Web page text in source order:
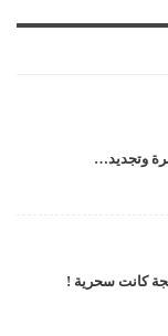
وتجديد…
كانت سحرية !